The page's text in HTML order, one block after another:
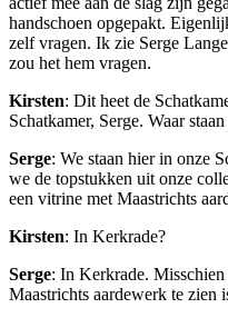
handschoen opgepakt.
zelf vragen. Ik zie Serge
zou het hem vragen.
Kirsten: Dit heet de
Schatkamer, Serge. Waar
Serge: We staan hier in onze
we de topstukken uit onze
een vitrine met Maastrichts
Kirsten: In Kerkrade?
Serge: In Kerkrade.
Maastrichts aardewerk te zien